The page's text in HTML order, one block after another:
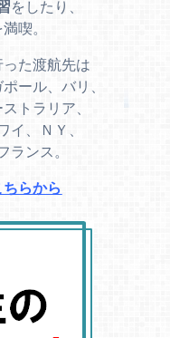
をしたり、
喫。
た渡航先は
ール、バリ、
トラリア、
イ、ＮＹ、
ランス。
らから